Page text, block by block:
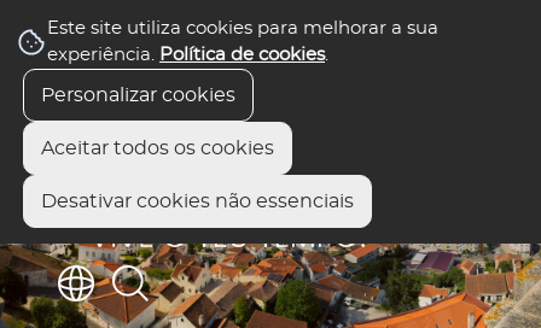
Este site utiliza cookies para melhorar a sua
experiência. Política de cookies.
Personalizar cookies
Aceitar todos os cookies
Desativar cookies não essenciais